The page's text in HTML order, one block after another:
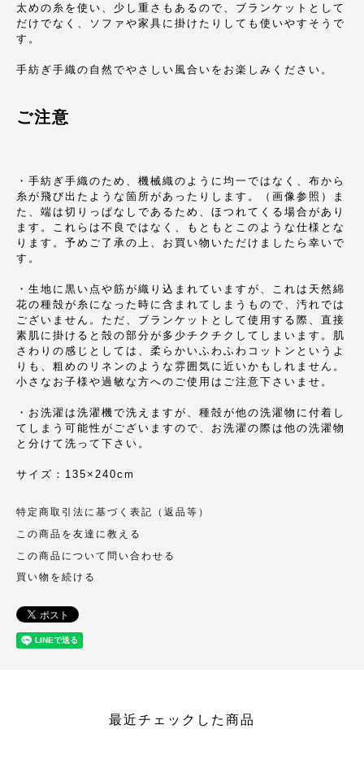
太めの糸を使い、少し重さもあるので、ブランケットとして
だけでなく、ソファや家具に掛けたりしても使いやすそうで
す。
手紡ぎ手織の自然でやさしい風合いをお楽しみください。
ご注意
・手紡ぎ手織のため、機械織のように均一ではなく、布から
糸が飛び出たような箇所があったりします。（画像参照）ま
た、端は切りっぱなしであるため、ほつれてくる場合があり
ます。これらは不良ではなく、もともとこのような仕様とな
ります。予めご了承の上、お買い物いただけましたら幸いで
す。
・生地に黒い点や筋が織り込まれていますが、これは天然綿
花の種殻が糸になった時に含まれてしまうもので、汚れでは
ございません。ただ、ブランケットとして使用する際、直接
素肌に掛けると殻の部分が多少チクチクしてしまいます。肌
さわりの感じとしては、柔らかいふわふわコットンというよ
りも、粗めのリネンのような雰囲気に近いかもしれません。
小さなお子様や過敏な方へのご使用はご注意下さいませ。
・お洗濯は洗濯機で洗えますが、種殻が他の洗濯物に付着し
てしまう可能性がございますので、お洗濯の際は他の洗濯物
と分けて洗って下さい。
サイズ：135×240cm
特定商取引法に基づく表記（返品等）
この商品を友達に教える
この商品について問い合わせる
買い物を続ける
最近チェックした商品